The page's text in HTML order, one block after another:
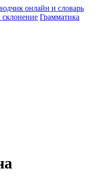
склонение Грамматика